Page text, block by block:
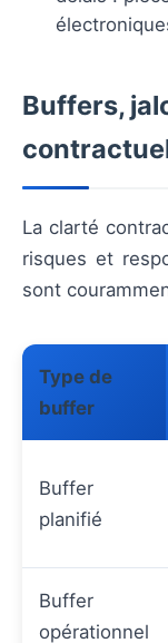
Buffers,
La clarté
risques et
sont
Type de
buffer
Buffer
planifié
Buffer
opérationnel